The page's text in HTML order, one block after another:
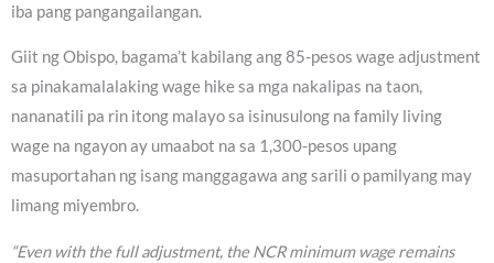
iba pang pangangailangan.
Giit ng Obispo, bagama’t kabilang ang 85-pesos wage adjustment
sa pinakamalalaking wage hike sa mga nakalipas na taon,
nananatili pa rin itong malayo sa isinusulong na family living
wage na ngayon ay umaabot na sa 1,300-pesos upang
masuportahan ng isang manggagawa ang sarili o pamilyang may
limang miyembro.
“Even with the full adjustment, the NCR minimum wage remains